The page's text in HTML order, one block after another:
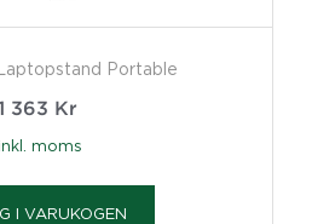
Portable
363 Kr
inkl. moms
I VARUKOGEN